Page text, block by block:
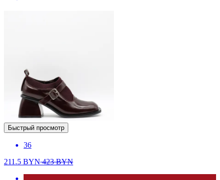
Быстрый просмотр
36
211.5 BYN423BYN